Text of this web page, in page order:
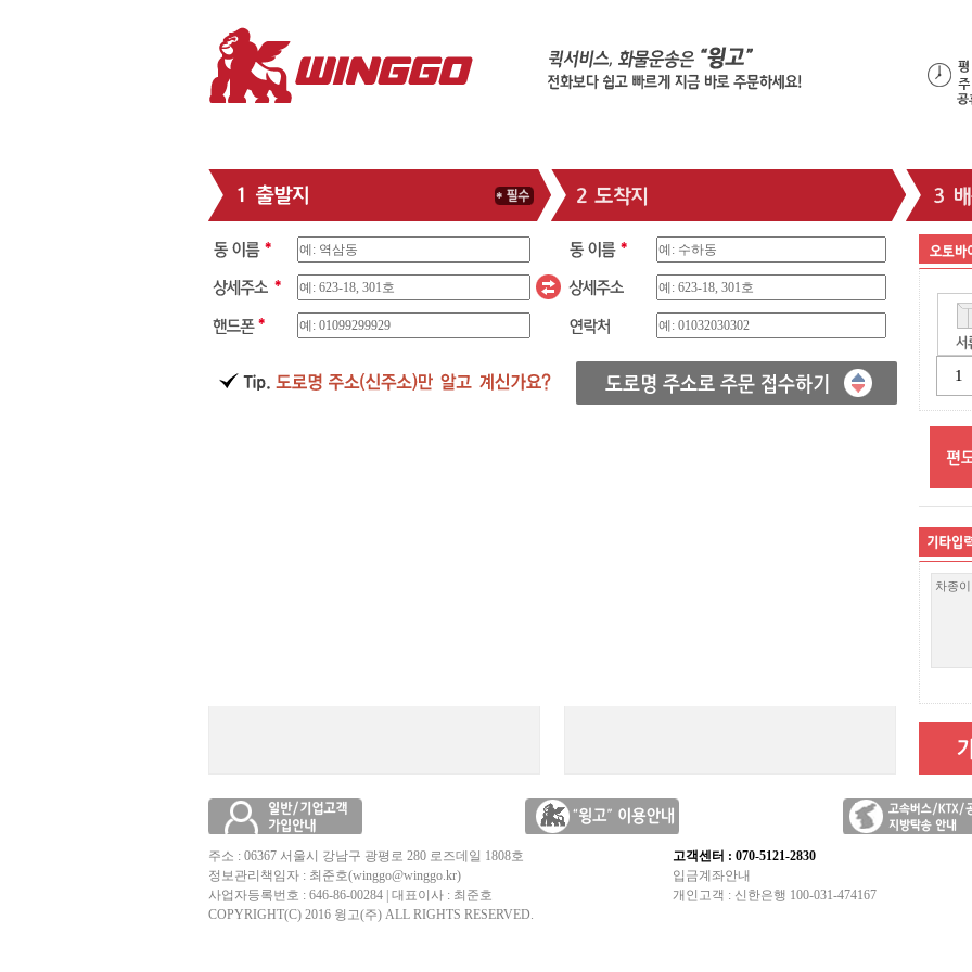
주소 : 06367 서울시 강남구 광평로 280 로즈데일 1808호
정보관리책임자 : 최준호(winggo@winggo.kr)
사업자등록번호 : 646-86-00284 | 대표이사 : 최준호
COPYRIGHT(C) 2016 윙고(주) ALL RIGHTS RESERVED.
고객센터 : 070-5121-2830
입금계좌안내
개인고객 : 신한은행 100-031-474167